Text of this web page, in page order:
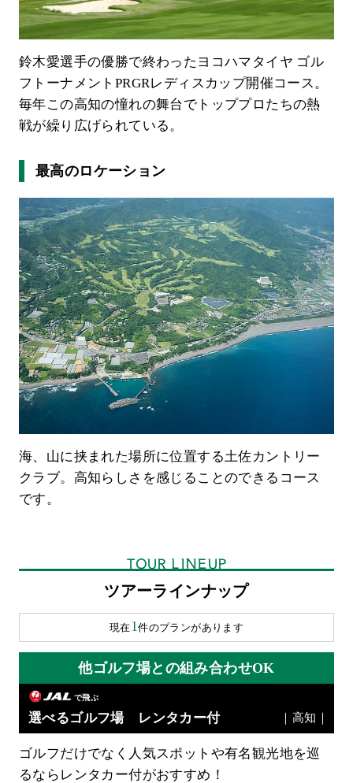
鈴木愛選手の優勝で終わったヨコハマタイヤ ゴル
フトーナメントPRGRレディスカップ開催コース。
毎年この高知の憧れの舞台でトッププロたちの熱
戦が繰り広げられている。
最高のロケーション
海、山に挟まれた場所に位置する土佐カントリー
クラブ。高知らしさを感じることのできるコース
です。
TOUR LINEUP
ツアーラインナップ
現在1件のプランがあります
他ゴルフ場との組み合わせOK
で飛ぶ
選べるゴルフ場 レンタカー付 ｜高知｜
ゴルフだけでなく人気スポットや有名観光地を巡
るならレンタカー付がおすすめ！